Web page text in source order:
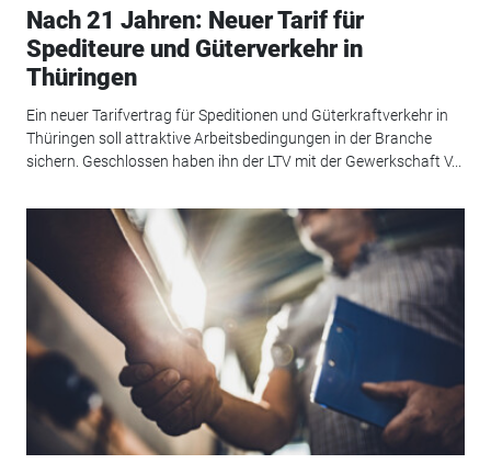
Nach 21 Jahren: Neuer Tarif für
Spediteure und Güterverkehr in
Thüringen
Ein neuer Tarifvertrag für Speditionen und Güterkraftverkehr in
Thüringen soll attraktive Arbeitsbedingungen in der Branche
sichern. Geschlossen haben ihn der LTV mit der Gewerkschaft V...